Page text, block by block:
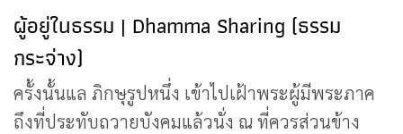
ผู้อยู่ในธรรม | Dhamma Sharing (ธรรม
กระจ่าง)
ครั้งนั้นแล ภิกษุรูปหนึ่ง เข้าไปเฝ้าพระผู้มีพระภาค
ถึงที่ประทับถวายบังคมแล้วนั่ง ณ ที่ควรส่วนข้าง